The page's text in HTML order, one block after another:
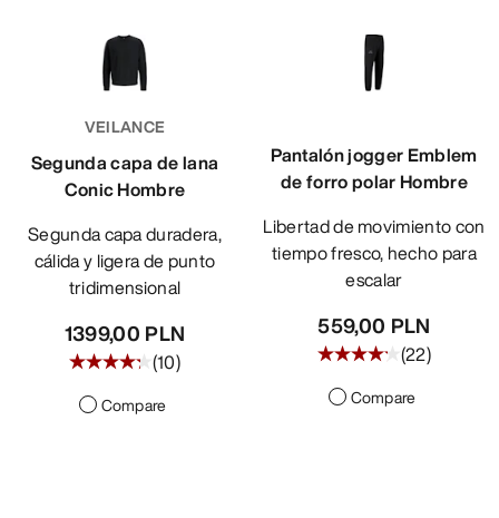
VEILANCE
Segunda capa de lana
Conic Hombre
Segunda capa duradera,
cálida y ligera de punto
tridimensional
1399,00 PLN
(10)
Compare
Pantalón jogger Emblem
de forro polar Hombre
Libertad de movimiento con
tiempo fresco, hecho para
escalar
559,00 PLN
(22)
Compare